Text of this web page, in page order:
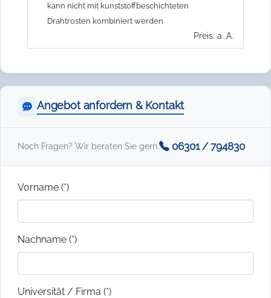
kann nicht mit kunststoffbeschichteten
Drahtrosten kombiniert werden
Preis: a. A.
Angebot anfordern & Kontakt
Noch Fragen? Wir beraten Sie gern: 06301 / 794830
Vorname (*)
Nachname (*)
Universität / Firma (*)